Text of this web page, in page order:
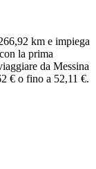
km e impiega
la prima
da Messina
€ o fino a 52,11 €.